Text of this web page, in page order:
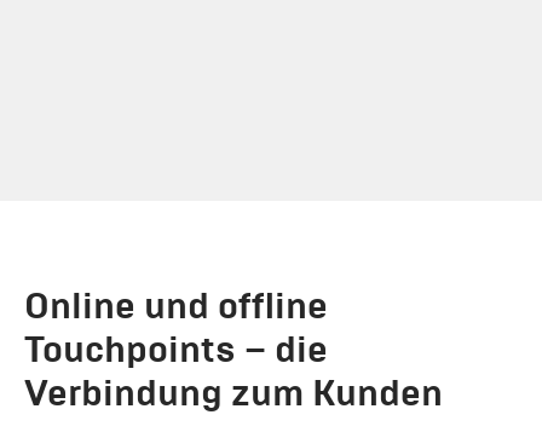
Online und offline
Touchpoints – die
Verbindung zum Kunden